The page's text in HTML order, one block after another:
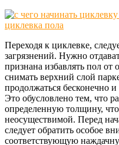
Переходя к циклевке,
загрязнений. Нужно
признана избавлять пол от
снимать верхний слой
продолжаться бесконечно
Это обусловлено тем, что
определенную толщину,
неосуществимой. Перед
следует обратить особое
соответствующую